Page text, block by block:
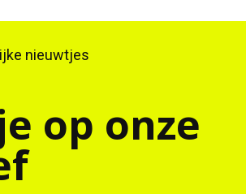
nieuwtjes
op onze